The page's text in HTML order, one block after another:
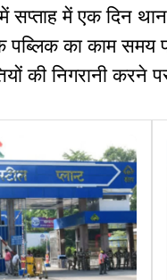
सप्ताह में एक दिन
पब्लिक का काम समय
की निगरानी करने